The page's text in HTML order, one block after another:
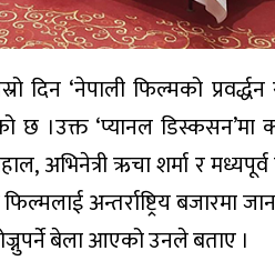
‘नेपाली फिल्मको प्रवर्द्धन
छ ।उक्त ‘प्यानल
अभिनेत्री ऋचा शर्मा र
अन्तर्राष्ट्रिय बजारमा
बेला आएको उनले बताए ।